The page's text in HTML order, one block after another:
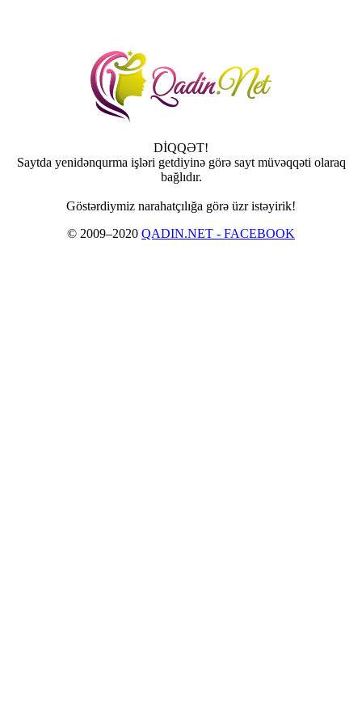
DİQQƏT!
Saytda yenidənqurma işləri getdiyinə görə sayt müvəqqəti olaraq
bağlıdır.
Göstərdiymiz narahatçılığa görə üzr istəyirik!
© 2009–2020 QADIN.NET - FACEBOOK